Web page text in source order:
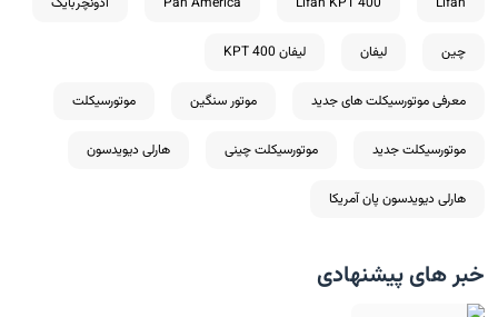
چین لیفان لیفان KPT 400
معرفی موتورسیکلت های جدید موتور سنگین موتورسیکلت
موتورسیکلت جدید موتورسیکلت چینی هارلی دیویدسون
هارلی دیویدسون پان آمریکا
خبر های پیشنهادی